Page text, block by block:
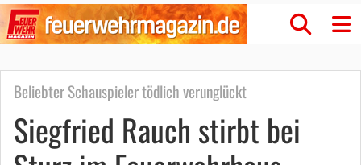
Beliebter Schauspieler tödlich verunglückt
Siegfried Rauch stirbt bei